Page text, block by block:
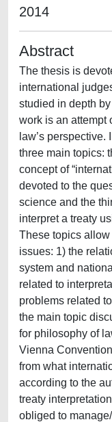
2014
Abstract
The thesis is
international
studied in depth
work is an attempt
law’s
three main topics:
concept of
devoted to the
science and the
interpret a treaty
These topics
issues: 1) the
system and
related to
problems related
the main topic
for philosophy of
Vienna
from what
according to the
treaty
obliged to